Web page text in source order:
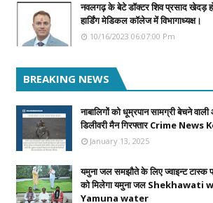
नवलगढ़ के बेटे डॉक्टर शिव प्रसाद खेदड़
हार्डिंग मेडिकल कॉलेज में विभागाध्यक्ष।
10/16/2023 06:07:00 Pm
BREAKING NEWS
नाबालिगों को धूम्रपान सामग्री बेचने
डिलीवरी मैन गिरफ्तार Crime News
January 13, 2025
यमुना जल समझौते के लिए ज्वाइन्ट टास्क
को मिलेगा यमुना जल Shekhawati
Yamuna water